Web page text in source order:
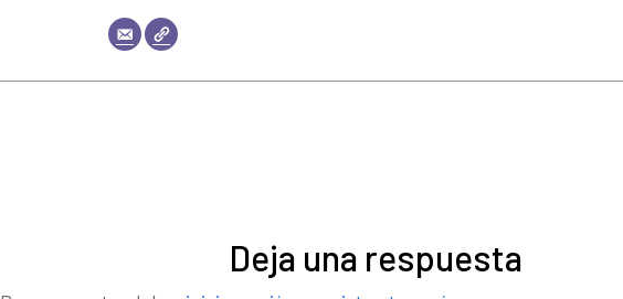
Deja una respuesta